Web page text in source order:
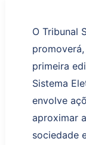
O Tribunal
primeira
Sistema
envolve
aproximar
sociedade